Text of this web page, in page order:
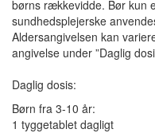
børns rækkevidde. Bør kun
sundhedsplejerske
Aldersangivelsen kan
angivelse under ”Daglig
Daglig dosis:
Børn fra 3-10 år:
1 tyggetablet dagligt